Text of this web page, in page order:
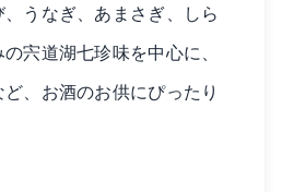
うなぎ、あまさぎ、しら
宍道湖七珍味を中心に、
、お酒のお供にぴったり